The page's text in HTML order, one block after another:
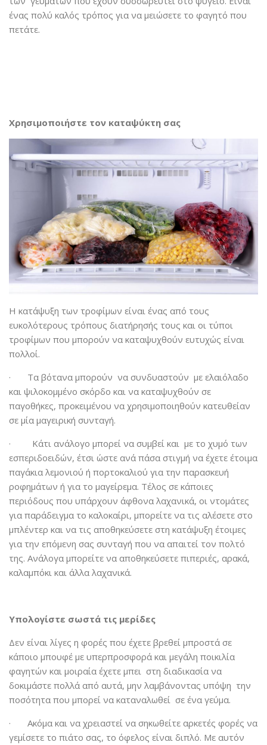
ένας πολύ καλός τρόπος για να μειώσετε το φαγητό που
πετάτε.
Χρησιμοποιήστε τον καταψύκτη σας
Η κατάψυξη των τροφίμων είναι ένας από τους
ευκολότερους τρόπους διατήρησής τους και οι τύποι
τροφίμων που μπορούν να καταψυχθούν ευτυχώς είναι
πολλοί.
· Τα βότανα μπορούν να συνδυαστούν με ελαιόλαδο
και ψιλοκομμένο σκόρδο και να καταψυχθούν σε
παγοθήκες, προκειμένου να χρησιμοποιηθούν κατευθείαν
σε μία μαγειρική συνταγή.
· Κάτι ανάλογο μπορεί να συμβεί και με το χυμό των
εσπεριδοειδών, έτσι ώστε ανά πάσα στιγμή να έχετε έτοιμα
παγάκια λεμονιού ή πορτοκαλιού για την παρασκευή
ροφημάτων ή για το μαγείρεμα. Τέλος σε κάποιες
περιόδους που υπάρχουν άφθονα λαχανικά, οι ντομάτες
για παράδειγμα το καλοκαίρι, μπορείτε να τις αλέσετε στο
μπλέντερ και να τις αποθηκεύσετε στη κατάψυξη έτοιμες
για την επόμενη σας συνταγή που να απαιτεί τον πολτό
της. Ανάλογα μπορείτε να αποθηκεύσετε πιπεριές, αρακά,
καλαμπόκι και άλλα λαχανικά.
Υπολογίστε σωστά τις μερίδες
Δεν είναι λίγες η φορές που έχετε βρεθεί μπροστά σε
κάποιο μπουφέ με υπερπροσφορά και μεγάλη ποικιλία
φαγητών και μοιραία έχετε μπει στη διαδικασία να
δοκιμάστε πολλά από αυτά, μην λαμβάνοντας υπόψη την
ποσότητα που μπορεί να καταναλωθεί σε ένα γεύμα.
· Ακόμα και να χρειαστεί να σηκωθείτε αρκετές φορές να
γεμίσετε το πιάτο σας, το όφελος είναι διπλό. Με αυτόν